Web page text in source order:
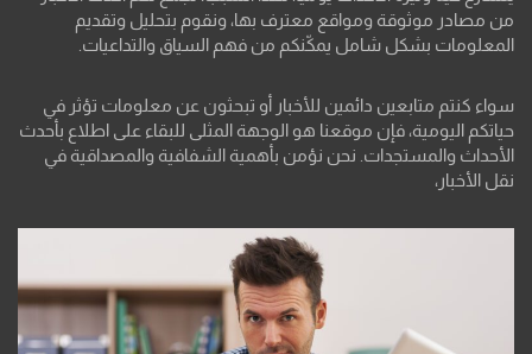
من مصادر موثوقة ومواقع معترف بها، ونقوم بتحليل وتقديم
المعلومات بشكل شامل يمكّنكم من فهم السياق والتداعيات.
سواء كنتم متابعين دائمين للأخبار أو تبحثون عن معلومات تؤثر في
حياتكم اليومية، فإن موقعنا هو الوجهة المثلى للبقاء على اطلاع بأحدث
الأحداث والمستجدات. نحن نؤمن بأهمية الشفافية والمصداقية في
نقل الأخبار،